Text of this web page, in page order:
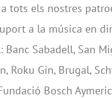
tots els nostres
a la música en
Banc Sabadell, San
Roku Gin, Brugal,
Bosch